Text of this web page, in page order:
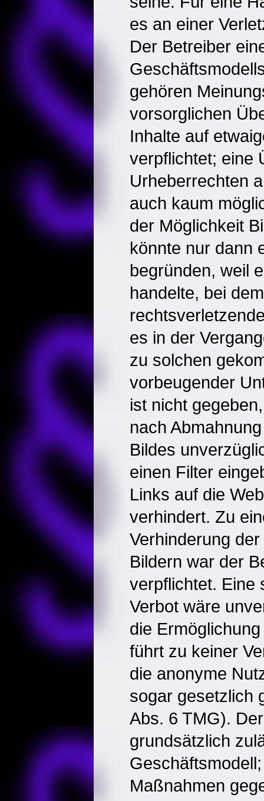
es an einer
Der Betreiber
gehören
vorsorglichen
Inhalte auf
verpflichtet; eine
Urheberrechten
auch kaum
der Möglichkeit
könnte nur dann
begründen, weil
handelte, bei
es in der
zu solchen
vorbeugender
ist nicht
nach
Bildes
einen Filter
Links auf die
verhindert. Zu
Verhinderung
Bildern war der
verpflichtet. Eine
Verbot wäre
die
führt zu keiner
die anonyme
sogar gesetzlich
Abs. 6 TMG).
grundsätzlich
Maßnahmen